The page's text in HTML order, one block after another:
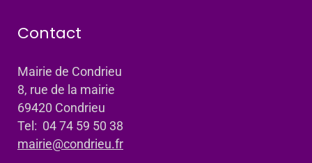
Contact
Mairie de Condrieu
8, rue de la mairie
69420 Condrieu
Tel: 04 74 59 50 38
mairie@condrieu.fr